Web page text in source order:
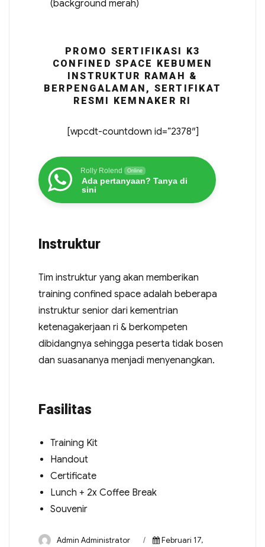
(background merah)
PROMO SERTIFIKASI K3
CONFINED SPACE KEBUMEN
INSTRUKTUR RAMAH &
BERPENGALAMAN, SERTIFIKAT
RESMI KEMNAKER RI
[wpcdt-countdown id=”2378″]
Rolly Rolend Online
Ada pertanyaan? Tanya di
sini
Instruktur
Tim instruktur yang akan memberikan
training confined space adalah beberapa
instruktur senior dari kementrian
ketenagakerjaan ri & berkompeten
dibidangnya sehingga peserta tidak bosen
dan suasananya menjadi menyenangkan.
Fasilitas
Training Kit
Handout
Certificate
Lunch + 2x Coffee Break
Souvenir
Admin Administrator
Februari 17,